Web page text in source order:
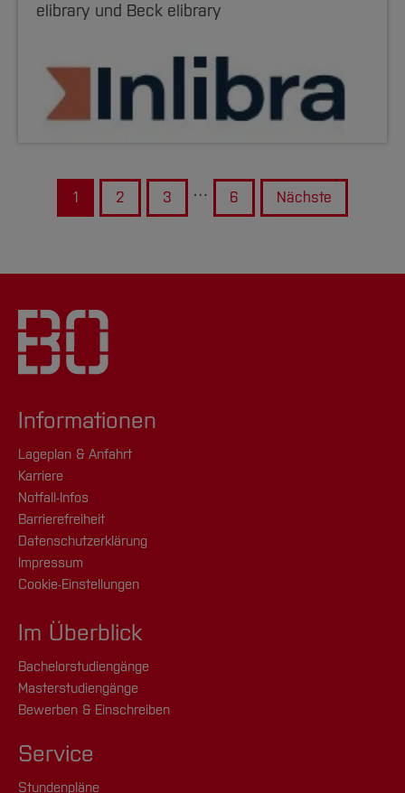
elibrary und Beck elibrary
1 2 3 … 6 Nächste
Informationen
Lageplan & Anfahrt
Karriere
Notfall-Infos
Barrierefreiheit
Datenschutzerklärung
Impressum
Cookie-Einstellungen
Im Überblick
Bachelorstudiengänge
Masterstudiengänge
Bewerben & Einschreiben
Service
Stundenpläne